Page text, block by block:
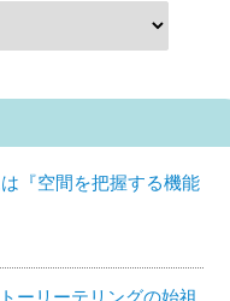
『空間を把握する機能